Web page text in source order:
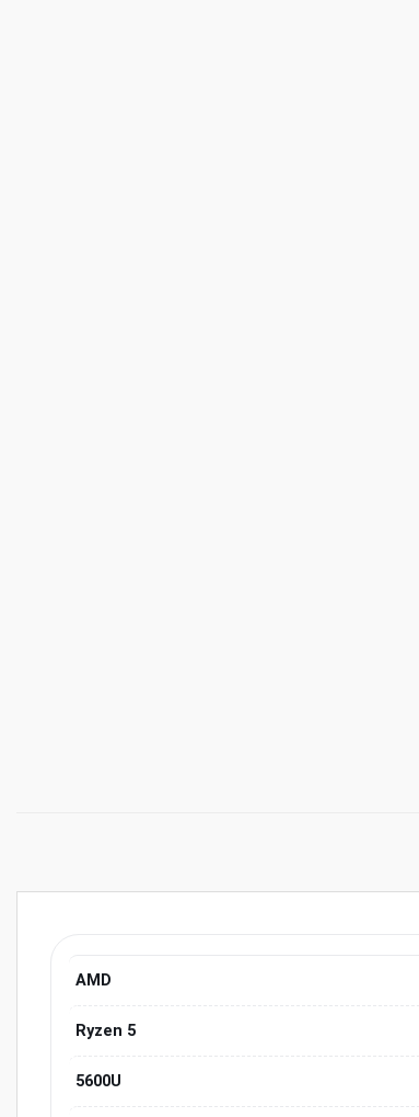
AMD
Ryzen 5
5600U